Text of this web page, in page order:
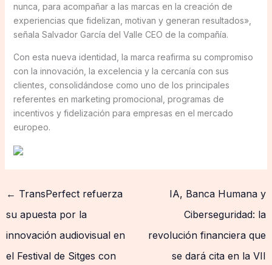
nunca, para acompañar a las marcas en la creación de
experiencias que fidelizan, motivan y generan resultados»,
señala Salvador García del Valle CEO de la compañía.
Con esta nueva identidad, la marca reafirma su compromiso
con la innovación, la excelencia y la cercanía con sus
clientes, consolidándose como uno de los principales
referentes en marketing promocional, programas de
incentivos y fidelización para empresas en el mercado
europeo.
← TransPerfect refuerza
su apuesta por la
innovación audiovisual en
el Festival de Sitges con
IA, Banca Humana y
Ciberseguridad: la
revolución financiera que
se dará cita en la VII